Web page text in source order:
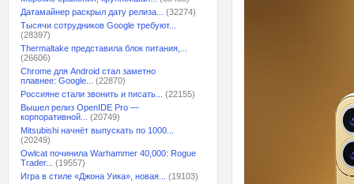
Датамайнер раскрыл дату релиза...
(32274)
Тысячи сотрудников Google требуют...
(28397)
Thermaltake представила блок питания,...
(26606)
Chrome для Android стал заметно
плавнее: Google...
(22870)
Россияне стали звонить и писать...
(22155)
Вышел релиз OpenIDE Pro —
корпоративной...
(20749)
Mitsubishi начнёт выпускать по 1000...
(20249)
Owlcat починила Warhammer 40,000: Rogue
Trader...
(19557)
Игра в стиле «Джона Уика», новая...
(19103)